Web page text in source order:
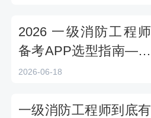
2026 一级消防工程师
备考APP选型指南——
主流备考软件核心功能
2026-06-18
一级消防工程师到底有